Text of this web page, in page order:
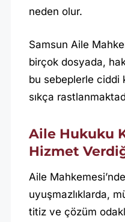
neden olur.
Samsun Aile
birçok dosyada,
bu sebeplerle ciddi
sıkça
Aile Hukuku
Hizmet
Aile
uyuşmazlıklarda,
titiz ve çözüm